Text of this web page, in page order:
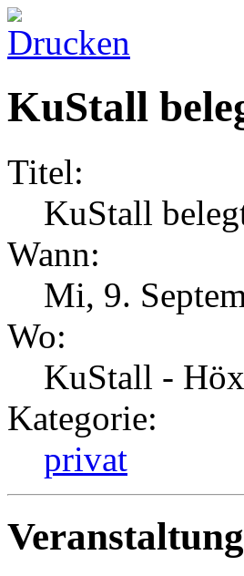
KuStall
Titel:
KuStall
Wann:
Mi, 9.
Wo:
KuStall -
Kategorie:
privat